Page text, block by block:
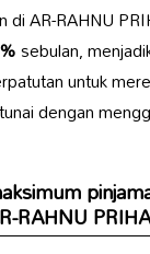
di AR-RAHNU
sebulan,
untuk
dengan
RAHNU